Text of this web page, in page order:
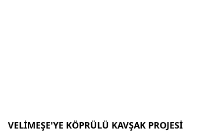
VELİMEŞE'YE KÖPRÜLÜ KAVŞAK PROJESİ